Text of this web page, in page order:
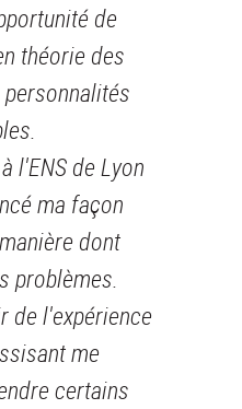
de
théorie des
l'ENS de Lyon
ma façon
dont
problèmes.
de l'expérience
me
certains